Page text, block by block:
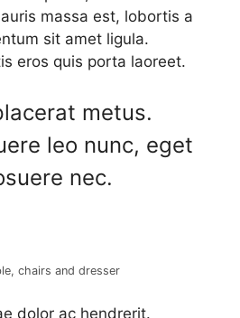
massa est, lobortis a
sit amet ligula.
eros quis porta laoreet.
metus.
leo nunc, eget
nec.
chairs and dresser
dolor ac hendrerit.